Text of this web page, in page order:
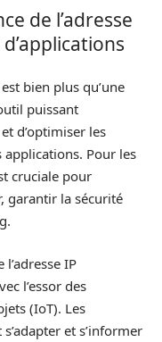
de l’adresse
bien plus qu’une
puissant
d’optimiser les
applications. Pour les
cruciale pour
garantir la sécurité
IP
l’essor des
(IoT). Les
et s’informer